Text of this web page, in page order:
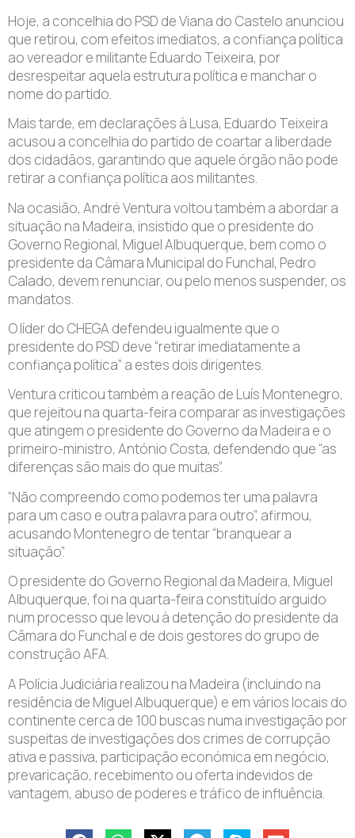
Hoje, a concelhia do PSD de Viana do Castelo anunciou
que retirou, com efeitos imediatos, a confiança política
ao vereador e militante Eduardo Teixeira, por
desrespeitar aquela estrutura política e manchar o
nome do partido.
Mais tarde, em declarações à Lusa, Eduardo Teixeira
acusou a concelhia do partido de coartar a liberdade
dos cidadãos, garantindo que aquele órgão não pode
retirar a confiança política aos militantes.
Na ocasião, André Ventura voltou também a abordar a
situação na Madeira, insistido que o presidente do
Governo Regional, Miguel Albuquerque, bem como o
presidente da Câmara Municipal do Funchal, Pedro
Calado, devem renunciar, ou pelo menos suspender, os
mandatos.
O líder do CHEGA defendeu igualmente que o
presidente do PSD deve “retirar imediatamente a
confiança política” a estes dois dirigentes.
Ventura criticou também a reação de Luís Montenegro,
que rejeitou na quarta-feira comparar as investigações
que atingem o presidente do Governo da Madeira e o
primeiro-ministro, António Costa, defendendo que “as
diferenças são mais do que muitas”.
“Não compreendo como podemos ter uma palavra
para um caso e outra palavra para outro”, afirmou,
acusando Montenegro de tentar “branquear a
situação”.
O presidente do Governo Regional da Madeira, Miguel
Albuquerque, foi na quarta-feira constituído arguido
num processo que levou à detenção do presidente da
Câmara do Funchal e de dois gestores do grupo de
construção AFA.
A Polícia Judiciária realizou na Madeira (incluindo na
residência de Miguel Albuquerque) e em vários locais do
continente cerca de 100 buscas numa investigação por
suspeitas de investigações dos crimes de corrupção
ativa e passiva, participação económica em negócio,
prevaricação, recebimento ou oferta indevidos de
vantagem, abuso de poderes e tráfico de influência.